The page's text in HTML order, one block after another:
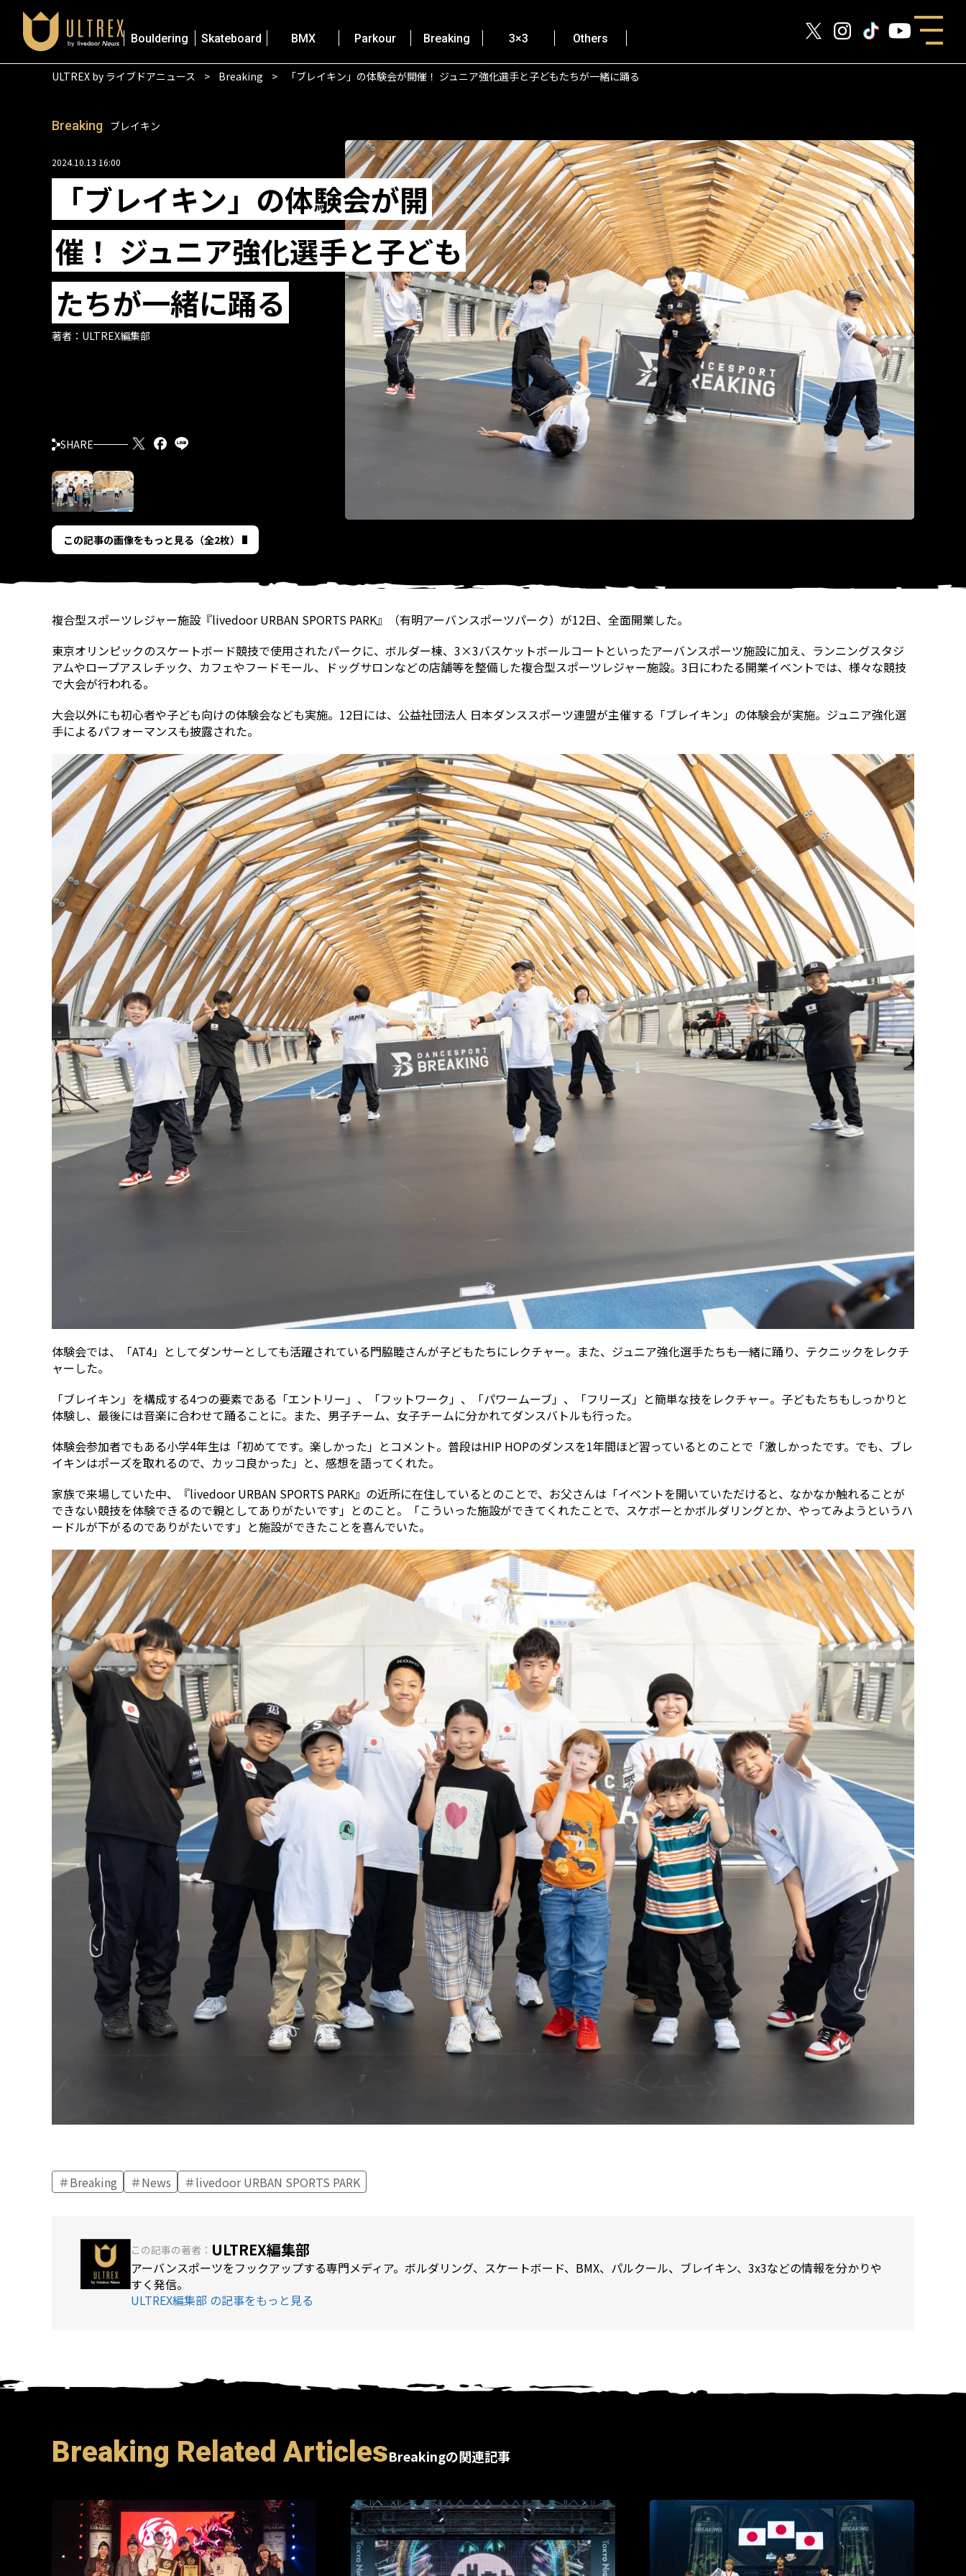
Bouldering Skateboard BMX Parkour Breaking 3×3 Others
ULTREX by ライブドアニュース Breaking 「ブレイキン」の体験会が開催！ ジュニア強化選手と子どもたちが一緒に踊る
Breaking ブレイキン
2024.10.13 16:00
「ブレイキン」の体験会が開
催！ ジュニア強化選手と子ども
たちが一緒に踊る
著者： ULTREX編集部
SHARE
この記事の画像をもっと見る（全2枚）
複合型スポーツレジャー施設『livedoor URBAN SPORTS PARK』（有明アーバンスポーツパーク）が12日、全面開業した。
東京オリンピックのスケートボード競技で使用されたパークに、ボルダー棟、3×3バスケットボールコートといったアーバンスポーツ施設に加え、ランニングスタジ
アムやロープアスレチック、カフェやフードモール、ドッグサロンなどの店舗等を整備した複合型スポーツレジャー施設。3日にわたる開業イベントでは、様々な競技
で大会が行われる。
大会以外にも初心者や子ども向けの体験会なども実施。12日には、公益社団法人 日本ダンススポーツ連盟が主催する「ブレイキン」の体験会が実施。ジュニア強化選
手によるパフォーマンスも披露された。
体験会では、「AT4」としてダンサーとしても活躍されている門脇睦さんが子どもたちにレクチャー。また、ジュニア強化選手たちも一緒に踊り、テクニックをレクチ
ャーした。
「ブレイキン」を構成する4つの要素である「エントリー」、「フットワーク」、「パワームーブ」、「フリーズ」と簡単な技をレクチャー。子どもたちもしっかりと
体験し、最後には音楽に合わせて踊ることに。また、男子チーム、女子チームに分かれてダンスバトルも行った。
体験会参加者でもある小学4年生は「初めてです。楽しかった」とコメント。普段はHIP HOPのダンスを1年間ほど習っているとのことで「激しかったです。でも、ブレ
イキンはポーズを取れるので、カッコ良かった」と、感想を語ってくれた。
家族で来場していた中、『livedoor URBAN SPORTS PARK』の近所に在住しているとのことで、お父さんは「イベントを開いていただけると、なかなか触れることが
できない競技を体験できるので親としてありがたいです」とのこと。「こういった施設ができてくれたことで、スケボーとかボルダリングとか、やってみようというハ
ードルが下がるのでありがたいです」と施設ができたことを喜んでいた。
Breaking News livedoor URBAN SPORTS PARK
この記事の著者： ULTREX編集部
アーバンスポーツをフックアップする専門メディア。ボルダリング、スケートボード、BMX、パルクール、ブレイキン、3x3などの情報を分かりや
すく発信。
ULTREX編集部 の記事をもっと見る
Breaking Related ArticlesBreakingの関連記事